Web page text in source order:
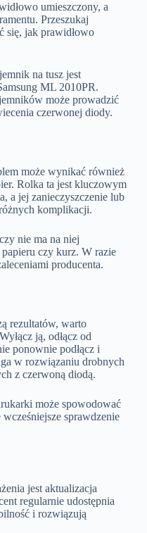
umieszczony, a
Przeszukaj
się, jak prawidłowo
na tusz jest
ML 2010PR.
może prowadzić
czerwonej diody.
może wynikać również
Rolka ta jest kluczowym
a jej zanieczyszczenie lub
komplikacji.
nie ma na niej
czy kurz. W razie
producenta.
rezultatów, warto
ją, odłącz od
ponownie podłącz i
w rozwiązaniu drobnych
z czerwoną diodą.
może spowodować
sprawdzenie
jest aktualizacja
regularnie udostępnia
i rozwiązują